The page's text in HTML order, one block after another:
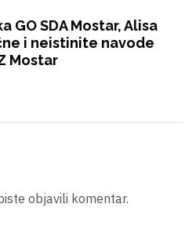
GO SDA Mostar, Alisa
i neistinite navode
Mostar
objavili komentar.